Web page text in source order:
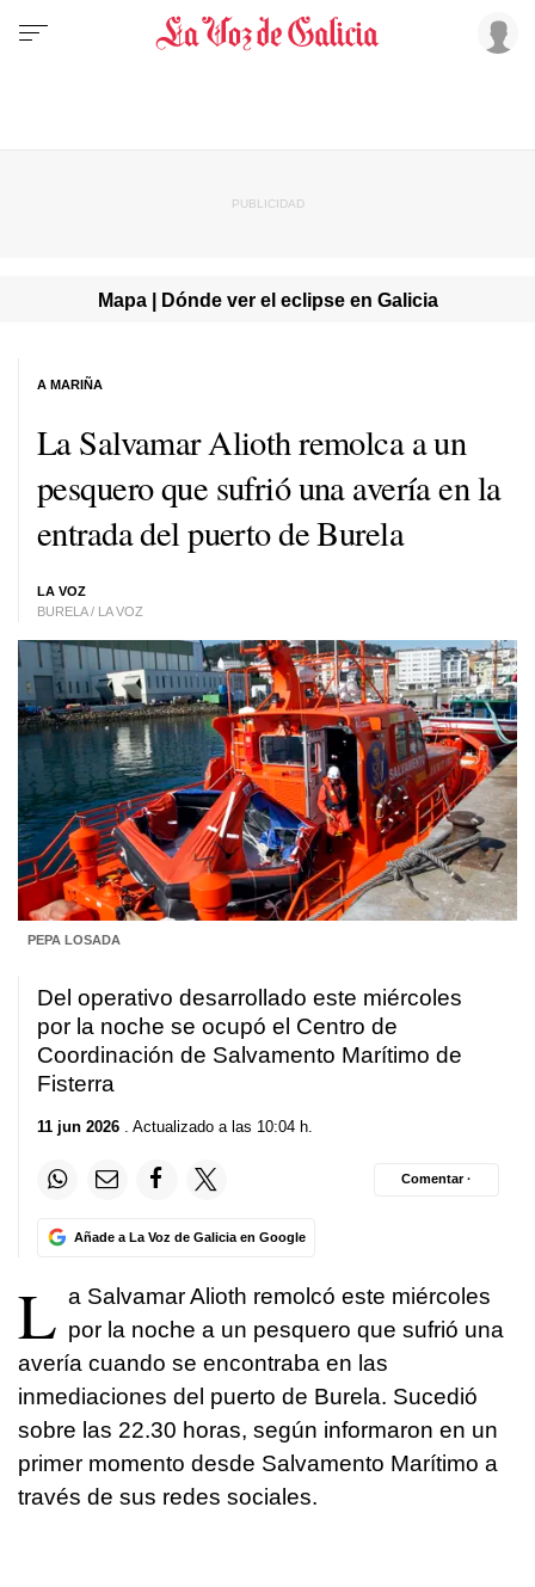
Mapa | Dónde ver el eclipse en Galicia
La Salvamar Alioth remolca a un
pesquero que sufrió una avería en la
entrada del puerto de Burela
LA VOZ
BURELA / LA VOZ
A MARIÑA
PEPA LOSADA
Del operativo desarrollado este miércoles
por la noche se ocupó el Centro de
Coordinación de Salvamento Marítimo de
Fisterra
11 jun 2026 . Actualizado a las 10:04 h.
Añade a La Voz de Galicia en Google
Comentar ·
L a Salvamar Alioth remolcó este miércoles
por la noche a un pesquero que sufrió una
avería cuando se encontraba en las
inmediaciones del puerto de Burela. Sucedió
sobre las 22.30 horas, según informaron en un
primer momento desde Salvamento Marítimo a
través de sus redes sociales.